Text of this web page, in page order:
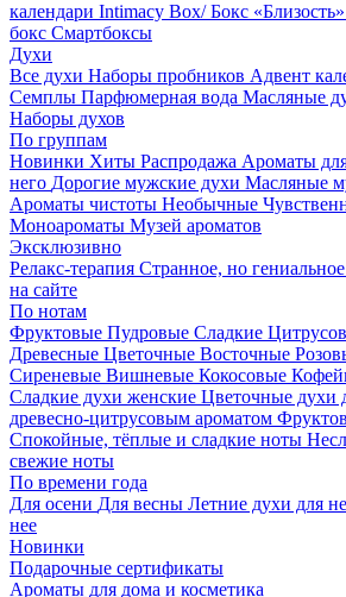
календари Intimacy Box/ Бокс «Близость»
бокс Смартбоксы
Духи
Все духи Наборы пробников Адвент
Семплы Парфюмерная вода Масляные
Наборы духов
По группам
Новинки Хиты Распродажа Ароматы
него Дорогие мужские духи Масляные
Ароматы чистоты Необычные
Моноароматы Музей ароматов
Эксклюзивно
Релакс-терапия Странное, но гениальное
на сайте
По нотам
Фруктовые Пудровые Сладкие
Древесные Цветочные Восточные
Сиреневые Вишневые Кокосовые
Сладкие духи женские Цветочные
древесно-цитрусовым ароматом
Спокойные, тёплые и сладкие ноты
свежие ноты
По времени года
Для осени Для весны Летние духи для
нее
Новинки
Подарочные сертификаты
Ароматы для дома и косметика